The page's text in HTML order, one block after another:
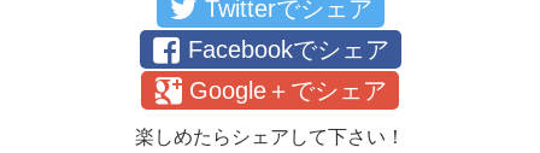
Twitterでシェア
Facebookでシェア
Google＋でシェア
楽しめたらシェアして下さい！